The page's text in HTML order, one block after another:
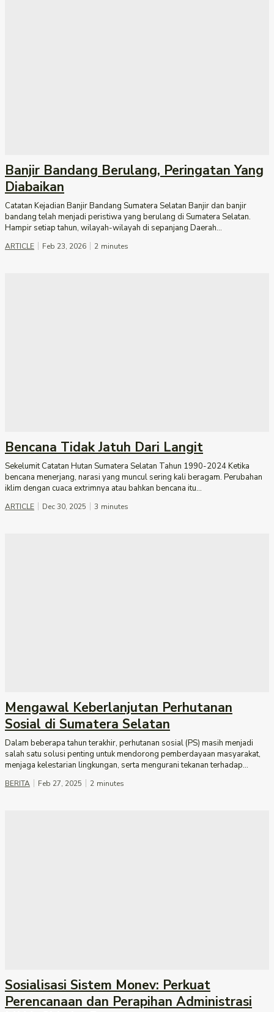
Banjir Bandang Berulang, Peringatan Yang
Diabaikan
Catatan Kejadian Banjir Bandang Sumatera Selatan Banjir dan banjir
bandang telah menjadi peristiwa yang berulang di Sumatera Selatan.
Hampir setiap tahun, wilayah-wilayah di sepanjang Daerah...
ARTICLE Feb 23, 2026 2 minutes
Bencana Tidak Jatuh Dari Langit
Sekelumit Catatan Hutan Sumatera Selatan Tahun 1990-2024 Ketika
bencana menerjang, narasi yang muncul sering kali beragam. Perubahan
iklim dengan cuaca extrimnya atau bahkan bencana itu...
ARTICLE Dec 30, 2025 3 minutes
Mengawal Keberlanjutan Perhutanan
Sosial di Sumatera Selatan
Dalam beberapa tahun terakhir, perhutanan sosial (PS) masih menjadi
salah satu solusi penting untuk mendorong pemberdayaan masyarakat,
menjaga kelestarian lingkungan, serta mengurani tekanan terhadap...
BERITA Feb 27, 2025 2 minutes
Sosialisasi Sistem Monev: Perkuat
Perencanaan dan Perapihan Administrasi